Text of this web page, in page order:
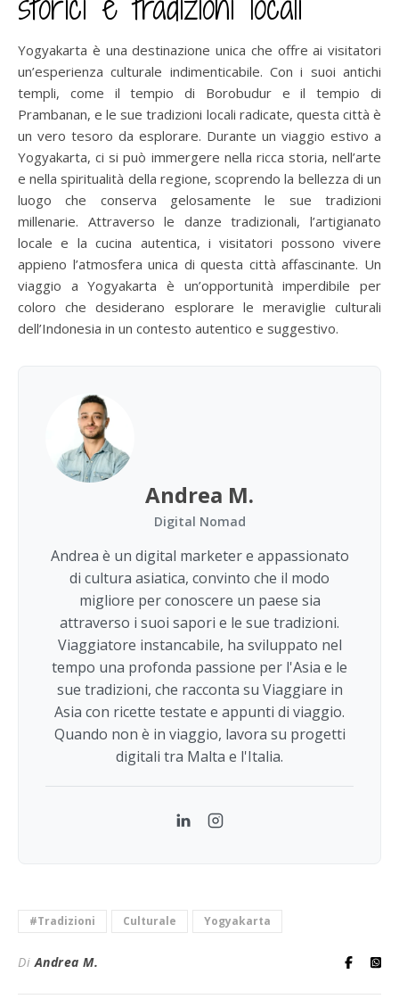
Yogyakarta è una destinazione unica che offre ai visitatori
un’esperienza culturale indimenticabile. Con i suoi antichi
templi, come il tempio di Borobudur e il tempio di
Prambanan, e le sue tradizioni locali radicate, questa città è
un vero tesoro da esplorare. Durante un viaggio estivo a
Yogyakarta, ci si può immergere nella ricca storia, nell’arte
e nella spiritualità della regione, scoprendo la bellezza di un
luogo che conserva gelosamente le sue tradizioni
millenarie. Attraverso le danze tradizionali, l’artigianato
locale e la cucina autentica, i visitatori possono vivere
appieno l’atmosfera unica di questa città affascinante. Un
viaggio a Yogyakarta è un’opportunità imperdibile per
coloro che desiderano esplorare le meraviglie culturali
dell’Indonesia in un contesto autentico e suggestivo.
Andrea M.
Digital Nomad
Andrea è un digital marketer e appassionato
di cultura asiatica, convinto che il modo
migliore per conoscere un paese sia
attraverso i suoi sapori e le sue tradizioni.
Viaggiatore instancabile, ha sviluppato nel
tempo una profonda passione per l'Asia e le
sue tradizioni, che racconta su Viaggiare in
Asia con ricette testate e appunti di viaggio.
Quando non è in viaggio, lavora su progetti
digitali tra Malta e l'Italia.
LinkedInInstagram
#Tradizioni Culturale Yogyakarta
DiAndrea M.